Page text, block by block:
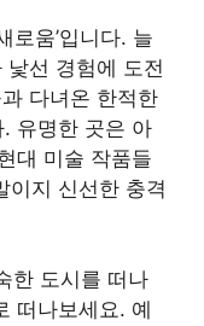
로움’입니다. 늘
선 경험에 도전
다녀온 한적한
유명한 곳은 아
대 미술 작품들
이지 신선한 충격
한 도시를 떠나
떠나보세요. 예